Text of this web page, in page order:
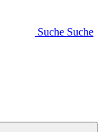
Suche Suche